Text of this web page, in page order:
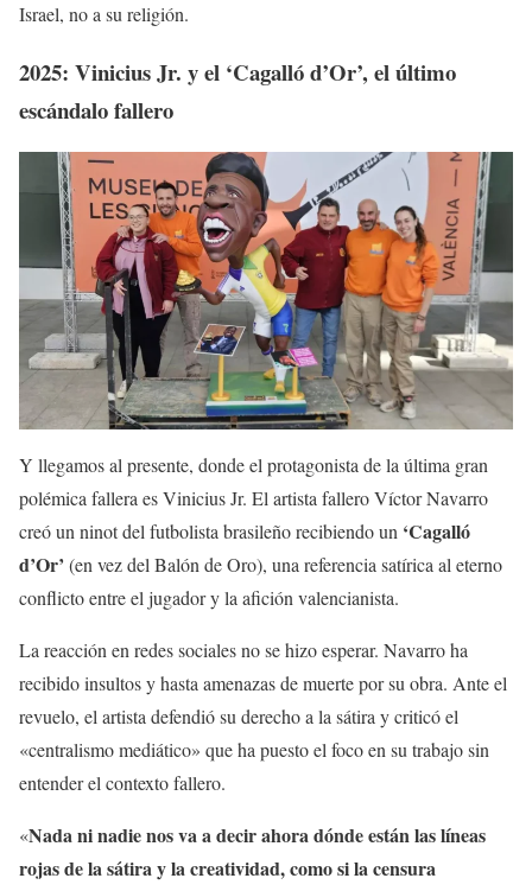
Israel, no a su religión.
2025: Vinicius Jr. y el ‘Cagalló d’Or’, el último
escándalo fallero
Y llegamos al presente, donde el protagonista de la última gran
polémica fallera es Vinicius Jr. El artista fallero Víctor Navarro
creó un ninot del futbolista brasileño recibiendo un ‘Cagalló
d’Or’ (en vez del Balón de Oro), una referencia satírica al eterno
conflicto entre el jugador y la afición valencianista.
La reacción en redes sociales no se hizo esperar. Navarro ha
recibido insultos y hasta amenazas de muerte por su obra. Ante el
revuelo, el artista defendió su derecho a la sátira y criticó el
«centralismo mediático» que ha puesto el foco en su trabajo sin
entender el contexto fallero.
«Nada ni nadie nos va a decir ahora dónde están las líneas
rojas de la sátira y la creatividad, como si la censura